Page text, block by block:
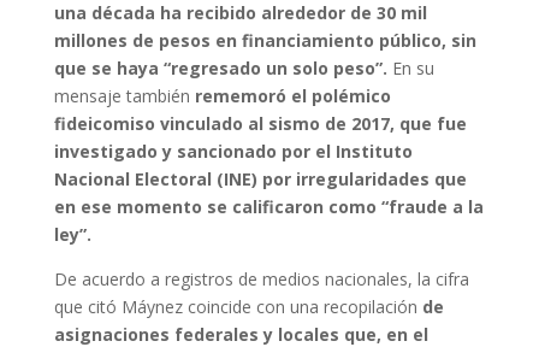
una década ha recibido alrededor de 30 mil
millones de pesos en financiamiento público, sin
que se haya “regresado un solo peso”. En su
mensaje también rememoró el polémico
fideicomiso vinculado al sismo de 2017, que fue
investigado y sancionado por el Instituto
Nacional Electoral (INE) por irregularidades que
en ese momento se calificaron como “fraude a la
ley”.
De acuerdo a registros de medios nacionales, la cifra
que citó Máynez coincide con una recopilación de
asignaciones federales y locales que, en el